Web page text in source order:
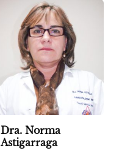
Dra. Norma
Astigarraga